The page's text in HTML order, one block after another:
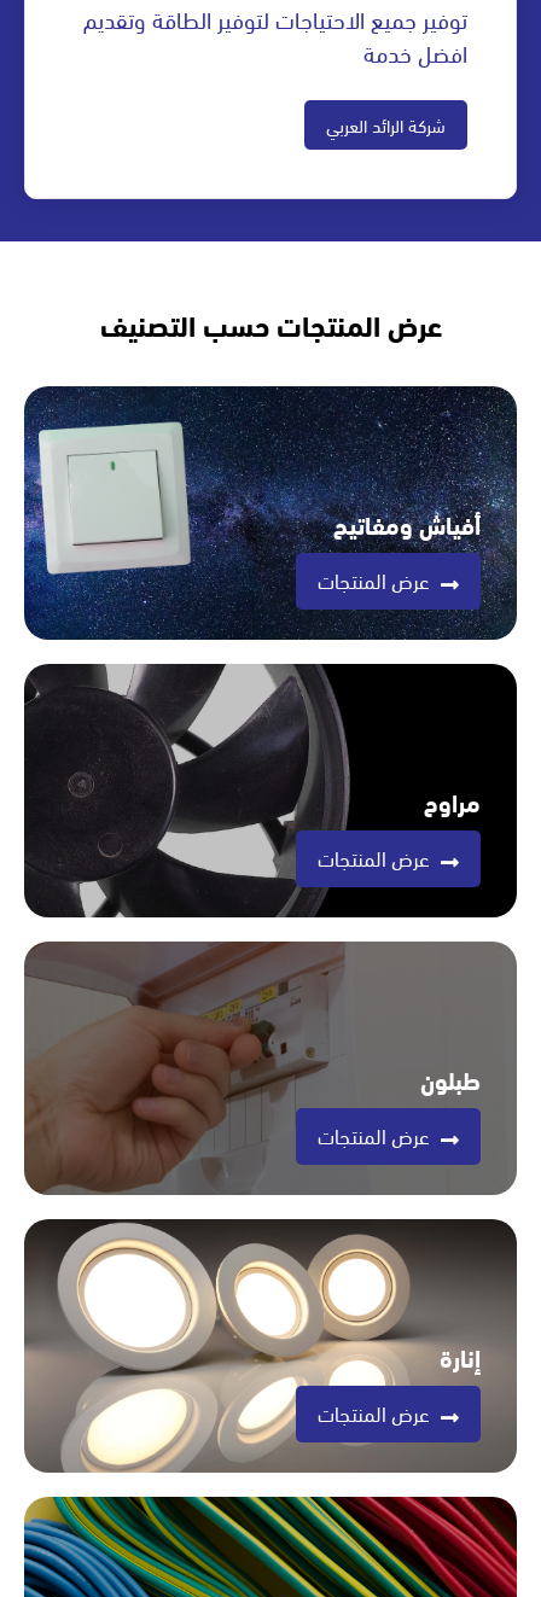
توفير جميع الاحتياجات لتوفير الطاقة وتقديم
افضل خدمة
شركة الرائد العربي
عرض المنتجات حسب التصنيف
أفياش ومفاتيح
عرض المنتجات
مراوح
عرض المنتجات
طبلون
عرض المنتجات
إنارة
عرض المنتجات